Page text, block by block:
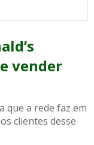
vender
que a rede faz em
clientes desse